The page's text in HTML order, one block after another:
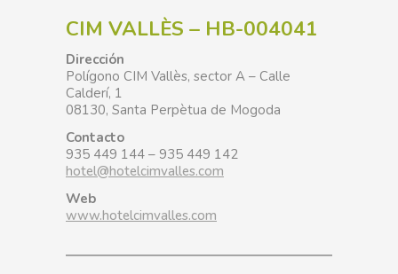
CIM VALLÈS – HB-004041
Dirección
Polígono CIM Vallès, sector A – Calle
Calderí, 1
08130, Santa Perpètua de Mogoda
Contacto
935 449 144 – 935 449 142
hotel@hotelcimvalles.com
Web
www.hotelcimvalles.com